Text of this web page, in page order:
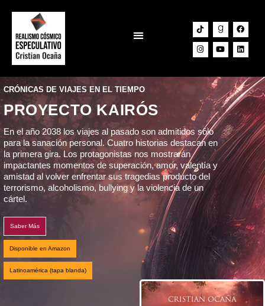
CRÓNICAS DE VIAJES EN EL TIEMPO
PROYECTO KAIRÓS
En el año 2038 los viajes al pasado son admitidos sólo
para la sanación personal. Cuatro historias destacan en
la primera gira. Los protagonistas nos mostrarán
impactantes momentos de superación, amor, valentía y
amistad al volver enfrentar sus tragedias producto del
terrorismo, alcoholismo, bullying y la violencia de un
cártel.
Saber Más
Disponible en Amazon
Latinoamérica (tapa blanda)